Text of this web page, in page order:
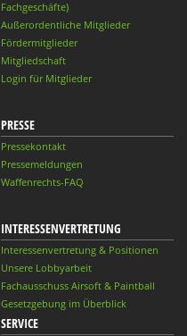
Fachgeschäfte)
Außerordentliche Mitglieder
Fördermitglieder
Mitgliedschaft
Login für Mitglieder
PRESSE
Pressekontakt
Pressemeldungen
Waffenrechts-FAQ
INTERESSENVERTRETUNG
Interessenvertretung & Positionen
Unsere Lobbyarbeit
Fachausschuss Airsoft & Paintball
Gesetzgebung im Überblick
SERVICE